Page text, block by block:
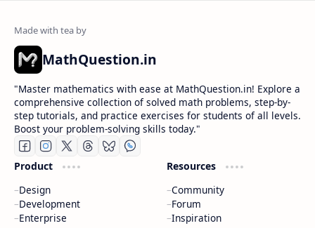
MathQuestion.in
"Master mathematics with ease at MathQuestion.in! Explore a
comprehensive collection of solved math problems, step-by-
step tutorials, and practice exercises for students of all levels.
Boost your problem-solving skills today."
Product
Design
Development
Enterprise
Resources
Community
Forum
Inspiration